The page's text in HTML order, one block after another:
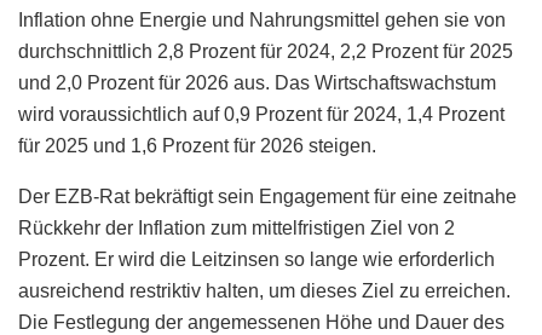
Inflation ohne Energie und Nahrungsmittel gehen sie von
durchschnittlich 2,8 Prozent für 2024, 2,2 Prozent für 2025
und 2,0 Prozent für 2026 aus. Das Wirtschaftswachstum
wird voraussichtlich auf 0,9 Prozent für 2024, 1,4 Prozent
für 2025 und 1,6 Prozent für 2026 steigen.
Der EZB-Rat bekräftigt sein Engagement für eine zeitnahe
Rückkehr der Inflation zum mittelfristigen Ziel von 2
Prozent. Er wird die Leitzinsen so lange wie erforderlich
ausreichend restriktiv halten, um dieses Ziel zu erreichen.
Die Festlegung der angemessenen Höhe und Dauer des